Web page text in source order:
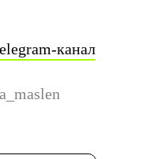
канал